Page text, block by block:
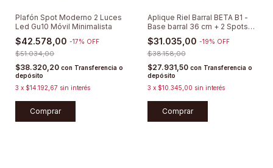
Plafón Spot Moderno 2 Luces
Led Gu10 Móvil Minimalista
$42.578,00 -17% OFF
$51.034,00
$38.320,20 con Transferencia o
depósito
3 x $14.192,67 sin interés
Comprar
Aplique Riel Barral BETA B1 -
Base barral 36 cm + 2 Spots
Direccionables
$31.035,00 -19% OFF
$38.158,00
$27.931,50 con Transferencia o
depósito
3 x $10.345,00 sin interés
Comprar